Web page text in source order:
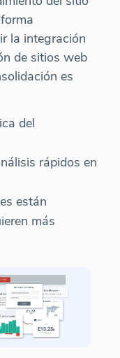
la integración
de sitios web
es
del
rápidos en
están
más